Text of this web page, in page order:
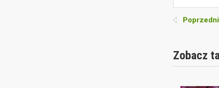
Poprzedni
Zobacz